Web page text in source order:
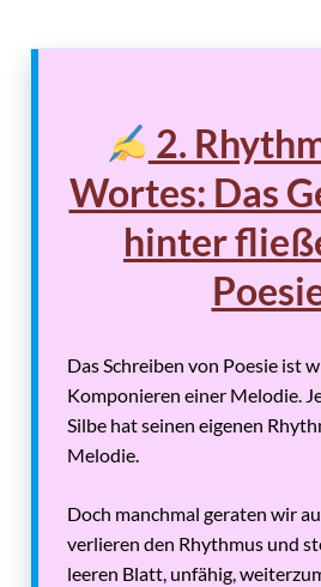
2.
Wortes: Das
hinter
Das Schreiben von Poesie ist
Komponieren einer Melodie.
Silbe hat seinen eigenen
Melodie.
Doch manchmal geraten wir
verlieren den Rhythmus und
leeren Blatt, unfähig,